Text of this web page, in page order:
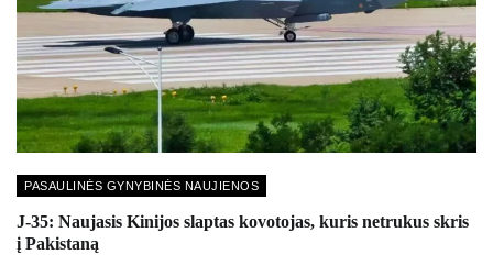
PASAULINĖS GYNYBINĖS NAUJIENOS
J-35: Naujasis Kinijos slaptas kovotojas, kuris netrukus skris
į Pakistaną